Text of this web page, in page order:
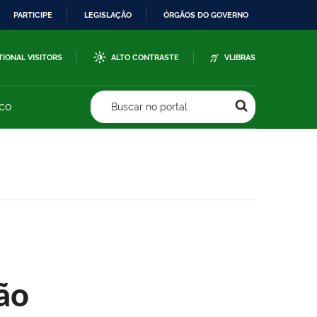
PARTICIPE LEGISLAÇÃO ÓRGÃOS DO GOVERNO
VISITORS ALTO CONTRASTE VLIBRAS
Buscar no portal